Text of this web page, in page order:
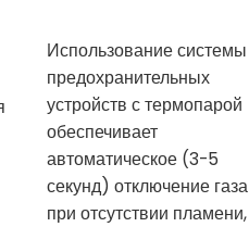
Использование системы
предохранительных
устройств с термопарой
обеспечивает
автоматическое (3-5
секунд) отключение газа
при отсутствии пламени,